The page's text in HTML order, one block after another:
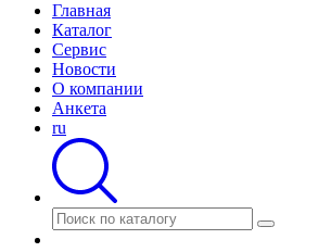
Главная
Каталог
Сервис
Новости
О компании
Анкета
ru